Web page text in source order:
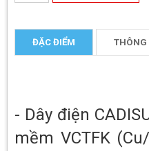
ĐẶC ĐIỂM THÔNG
- Dây điện
mềm VCTFK